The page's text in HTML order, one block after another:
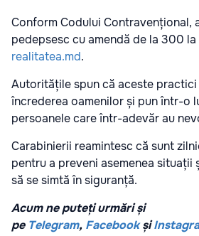
Conform Codului Contravențional,
pedepsesc cu amendă de la 300
realitatea.md.
Autoritățile spun că aceste
încrederea oamenilor și pun într-o
persoanele care într-adevăr au
Carabinierii reamintesc că sunt
pentru a preveni asemenea situații
să se simtă în siguranță.
Acum ne puteți urmări și
pe Telegram, Facebook și